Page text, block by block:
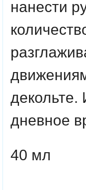
нанести
декольте.
дневное
40 мл